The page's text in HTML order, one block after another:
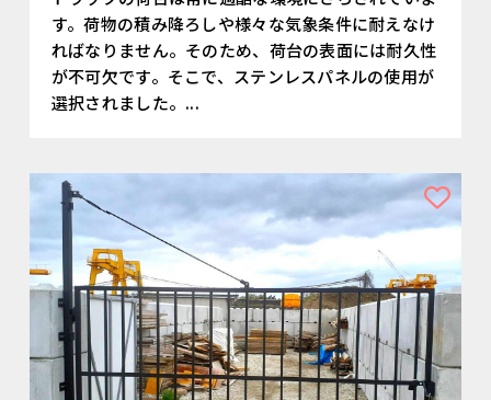
す。荷物の積み降ろしや様々な気象条件に耐えなけ
ればなりません。そのため、荷台の表面には耐久性
が不可欠です。そこで、ステンレスパネルの使用が
選択されました。...